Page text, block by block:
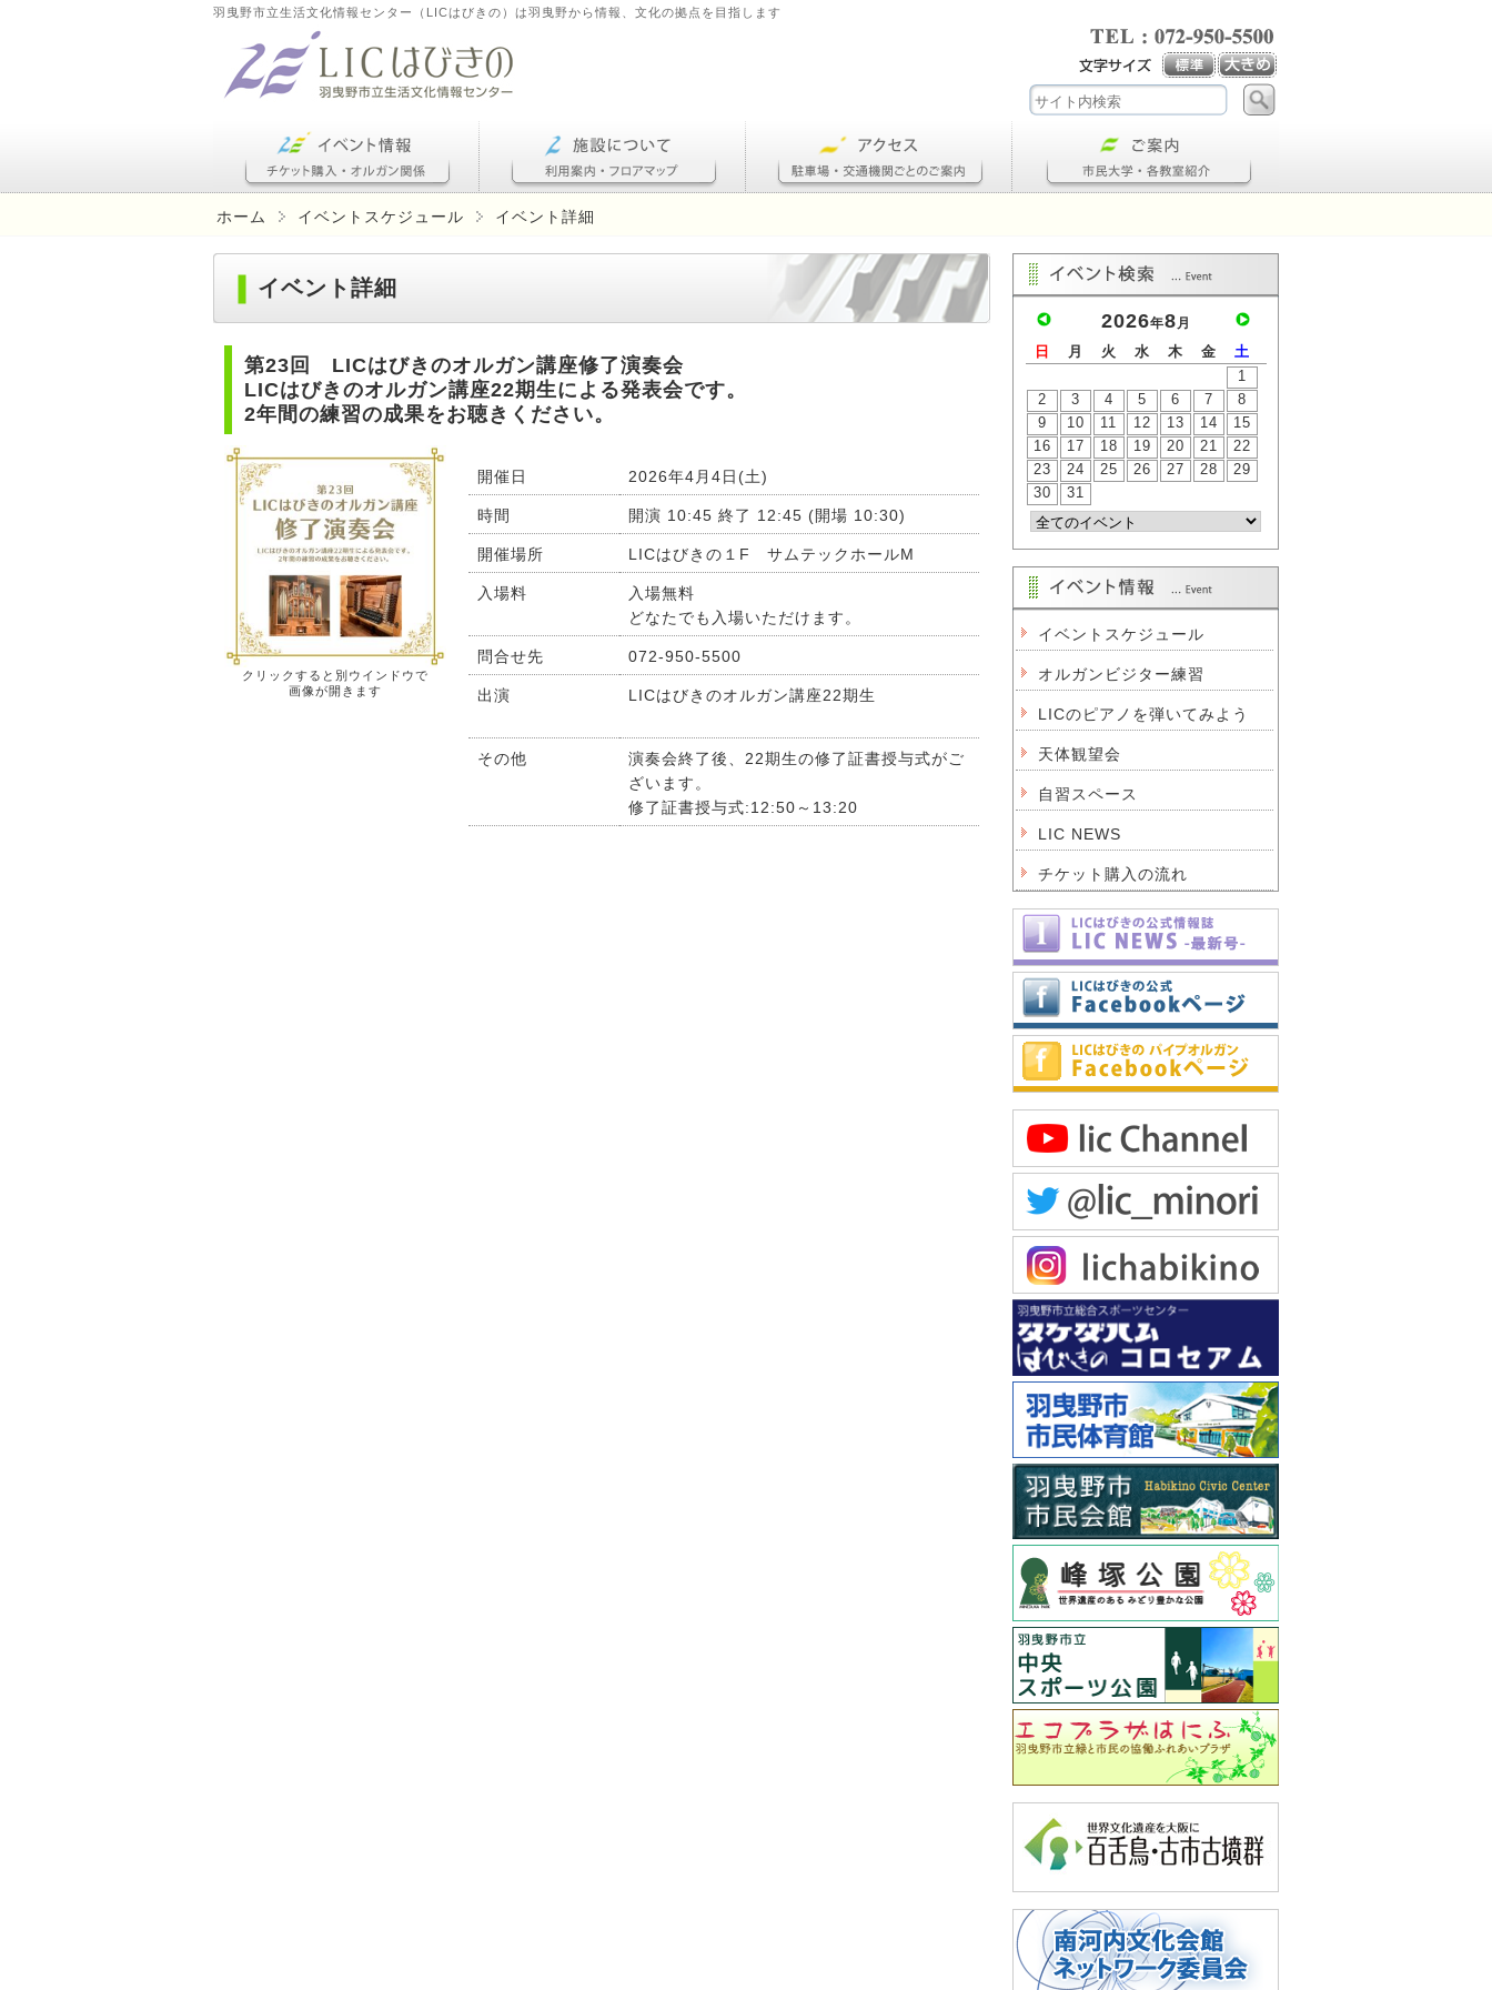
羽曳野市立生活文化情報センター（LICはびきの）は羽曳野から情報、文化の拠点を目指します
ホーム イベントスケジュール イベント詳細
イベント詳細
第23回 LICはびきのオルガン講座修了演奏会
LICはびきのオルガン講座22期生による発表会です。
2年間の練習の成果をお聴きください。
クリックすると別ウインドウで
画像が開きます
開催日 2026年4月4日(土)
時間 開演 10:45 終了 12:45 (開場 10:30)
開催場所 LICはびきの１F サムテックホールM
入場料
入場無料
どなたでも入場いただけます。
問合せ先 072-950-5500
出演 LICはびきのオルガン講座22期生
その他
演奏会終了後、22期生の修了証書授与式がご
ざいます。
修了証書授与式:12:50～13:20
2026年8月
日
月 火 水 木 金
土
1
2
3 4 5 6 7
8
9
10 11 12 13 14
15
16
17 18 19 20 21
22
23
24 25 26 27 28
29
30
31
イベントスケジュール
オルガンビジター練習
LICのピアノを弾いてみよう
天体観望会
自習スペース
LIC NEWS
チケット購入の流れ